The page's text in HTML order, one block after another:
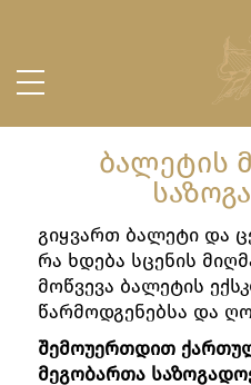
ᲑᲐᲚᲔᲢᲘᲡ
გიყვართ ბალეტი და
რა ხდება სცენის
მოწვევა ბალეტის
წარმოდგენებსა და
შემოუერთდით
მეგობართა